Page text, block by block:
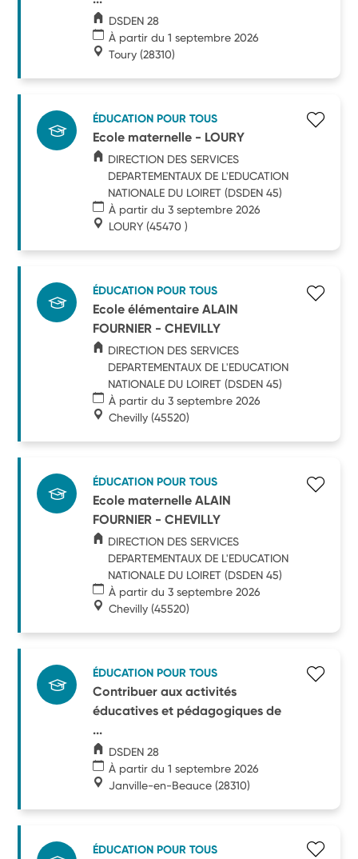
DSDEN 28
À partir du 1 septembre 2026
Toury (28310)
ÉDUCATION POUR TOUS
Ecole maternelle - LOURY
DIRECTION DES SERVICES
DEPARTEMENTAUX DE L'EDUCATION
NATIONALE DU LOIRET (DSDEN 45)
À partir du 3 septembre 2026
LOURY (45470 )
ÉDUCATION POUR TOUS
Ecole élémentaire ALAIN
FOURNIER - CHEVILLY
DIRECTION DES SERVICES
DEPARTEMENTAUX DE L'EDUCATION
NATIONALE DU LOIRET (DSDEN 45)
À partir du 3 septembre 2026
Chevilly (45520)
ÉDUCATION POUR TOUS
Ecole maternelle ALAIN
FOURNIER - CHEVILLY
DIRECTION DES SERVICES
DEPARTEMENTAUX DE L'EDUCATION
NATIONALE DU LOIRET (DSDEN 45)
À partir du 3 septembre 2026
Chevilly (45520)
ÉDUCATION POUR TOUS
Contribuer aux activités
éducatives et pédagogiques de
...
DSDEN 28
À partir du 1 septembre 2026
Janville-en-Beauce (28310)
ÉDUCATION POUR TOUS